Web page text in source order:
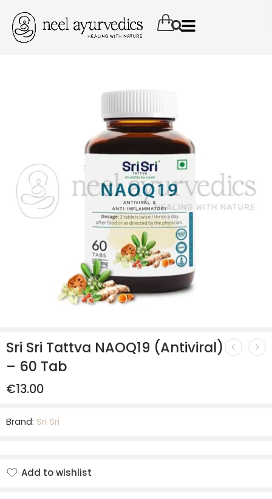
Sri Sri Tattva NAOQ19 (Antiviral)
– 60 Tab
€13.00
Brand: Sri Sri
Add to wishlist